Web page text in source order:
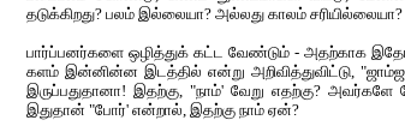
தடுக்கிறது? பலம் இல்லையா? அல்லது காலம் சரியில்லையா?
பார்ப்பனர்களை ஒழித்துக் கட்ட வேண்டும் - அதற்காக
களம் இன்னின்ன இடத்தில் என்று அறிவித்துவிட்டு,
இருப்பதுதானா! இதற்கு, "நாம்' வேறு எதற்கு? அவர்களே
இதுதான் "போர்' என்றால், இதற்கு நாம் ஏன்?